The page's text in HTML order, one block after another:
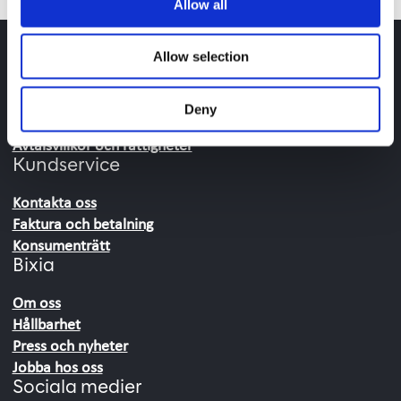
Allow all
Allow selection
Deny
Avtalsvillkor och rättigheter
Kundservice
Kontakta oss
Faktura och betalning
Konsumenträtt
Bixia
Om oss
Hållbarhet
Press och nyheter
Jobba hos oss
Sociala medier